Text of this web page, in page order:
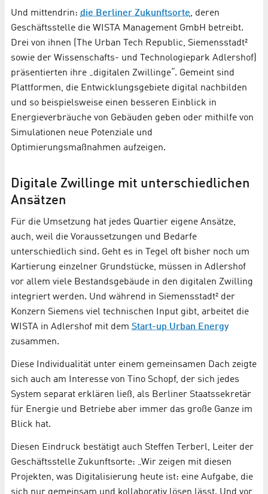
Und mittendrin: die Berliner Zukunftsorte, deren
Geschäftsstelle die WISTA Management GmbH betreibt.
Drei von ihnen (The Urban Tech Republic, Siemensstadt²
sowie der Wissenschafts- und Technologiepark Adlershof)
präsentierten ihre „digitalen Zwillinge“. Gemeint sind
Plattformen, die Entwicklungsgebiete digital nachbilden
und so beispielsweise einen besseren Einblick in
Energieverbräuche von Gebäuden geben oder mithilfe von
Simulationen neue Potenziale und
Optimierungsmaßnahmen aufzeigen.
Digitale Zwillinge mit unterschiedlichen
Ansätzen
Für die Umsetzung hat jedes Quartier eigene Ansätze,
auch, weil die Voraussetzungen und Bedarfe
unterschiedlich sind. Geht es in Tegel oft bisher noch um
Kartierung einzelner Grundstücke, müssen in Adlershof
vor allem viele Bestandsgebäude in den digitalen Zwilling
integriert werden. Und während in Siemensstadt² der
Konzern Siemens viel technischen Input gibt, arbeitet die
WISTA in Adlershof mit dem Start-up Urban Energy
zusammen.
Diese Individualität unter einem gemeinsamen Dach zeigte
sich auch am Interesse von Tino Schopf, der sich jedes
System separat erklären ließ, als Berliner Staatssekretär
für Energie und Betriebe aber immer das große Ganze im
Blick hat.
Diesen Eindruck bestätigt auch Steffen Terberl, Leiter der
Geschäftsstelle Zukunftsorte: „Wir zeigen mit diesen
Projekten, was Digitalisierung heute ist: eine Aufgabe, die
sich nur gemeinsam und kollaborativ lösen lässt. Und vor